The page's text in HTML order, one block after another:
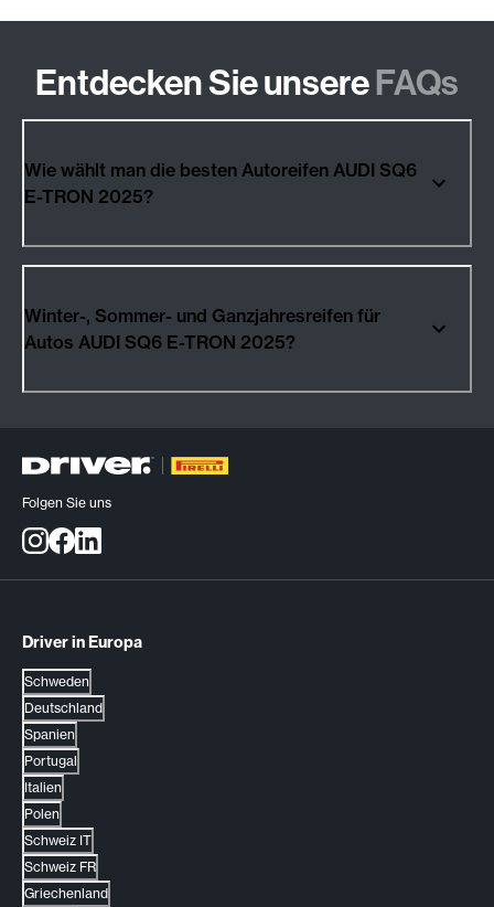
Entdecken Sie unsereFAQs
Wie wählt man die besten Autoreifen AUDI SQ6
E-TRON 2025?
Winter-, Sommer- und Ganzjahresreifen für
Autos AUDI SQ6 E-TRON 2025?
Folgen Sie uns
Driver in Europa
Schweden
Deutschland
Spanien
Portugal
Italien
Polen
Schweiz IT
Schweiz FR
Griechenland